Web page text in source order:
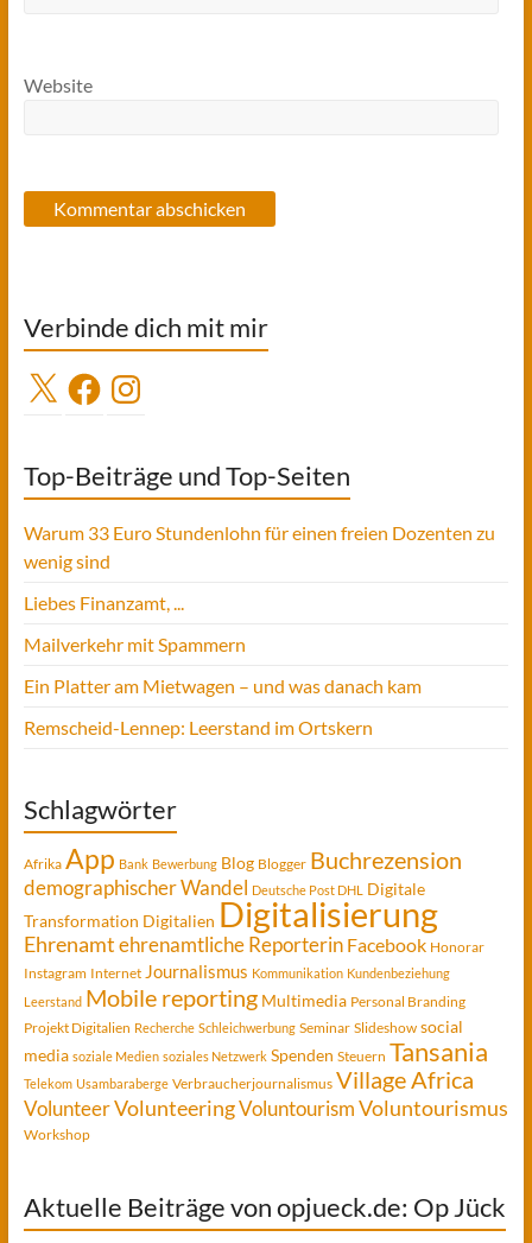
Website
Verbinde dich mit mir
X FacebookInstagram
Top-Beiträge und Top-Seiten
Warum 33 Euro Stundenlohn für einen freien Dozenten zu
wenig sind
Liebes Finanzamt, ...
Mailverkehr mit Spammern
Ein Platter am Mietwagen – und was danach kam
Remscheid-Lennep: Leerstand im Ortskern
Schlagwörter
Afrika App Bank Bewerbung Blog Blogger Buchrezension
demographischer Wandel Deutsche Post DHL
Digitale
Transformation Digitalien Digitalisierung
Ehrenamtehrenamtliche Reporterin Facebook Honorar
Instagram Internet Journalismus Kommunikation Kundenbeziehung
Leerstand Mobile reporting Multimedia Personal Branding
Projekt Digitalien Recherche Schleichwerbung Seminar Slideshow social
media soziale Medien soziales Netzwerk Spenden Steuern Tansania
Telekom Usambaraberge Verbraucherjournalismus Village Africa
VolunteerVolunteeringVoluntourismVoluntourismus
Workshop
Aktuelle Beiträge von opjueck.de: Op Jück